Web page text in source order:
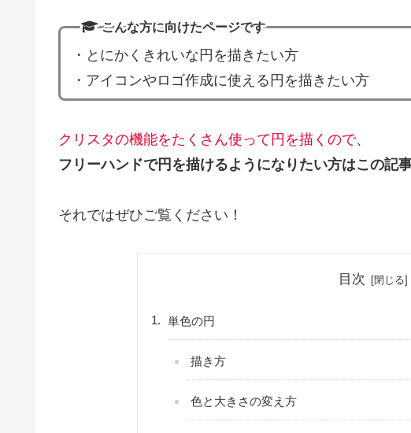
こんな方に向けたページです
・とにかくきれいな円を描きたい方
・アイコンやロゴ作成に使える円を描きたい方
クリスタの機能をたくさん使って円を描くので、
フリーハンドで円を描けるようになりたい方はこの記
それではぜひご覧ください！
目次
単色の円
描き方
色と大きさの変え方